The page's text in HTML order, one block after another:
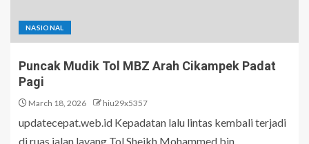
NASIONAL
Puncak Mudik Tol MBZ Arah Cikampek Padat
Pagi
March 18, 2026 hiu29x5357
updatecepat.web.id Kepadatan lalu lintas kembali terjadi
di ruas jalan layang Tol Sheikh Mohammed bin...